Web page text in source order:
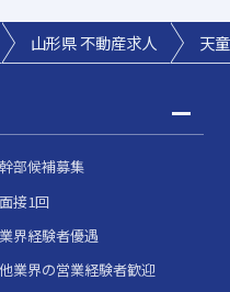
山形県 不動産求人 天
幹部候補募集
面接1回
業界経験者優遇
他業界の営業経験者歓迎